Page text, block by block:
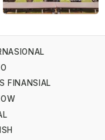
FINANSIAL